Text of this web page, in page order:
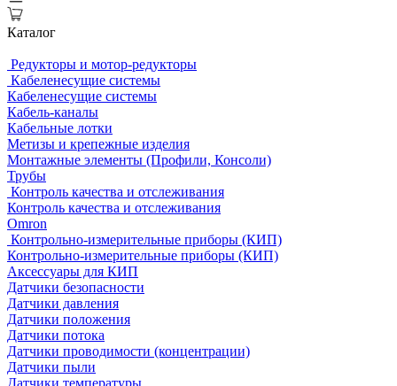
Каталог
Редукторы и мотор-редукторы
Кабеленесущие системы
Кабеленесущие системы
Кабель-каналы
Кабельные лотки
Метизы и крепежные изделия
Монтажные элементы (Профили, Консоли)
Трубы
Контроль качества и отслеживания
Контроль качества и отслеживания
Omron
Контрольно-измерительные приборы (КИП)
Контрольно-измерительные приборы (КИП)
Аксессуары для КИП
Датчики безопасности
Датчики давления
Датчики положения
Датчики потока
Датчики проводимости (концентрации)
Датчики пыли
Датчики температуры